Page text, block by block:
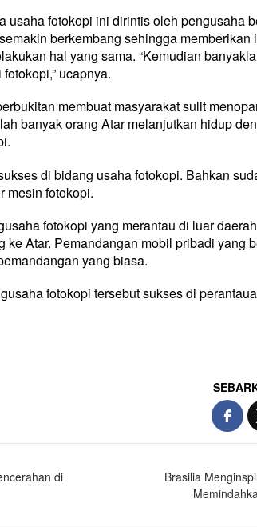
usaha fotokopi ini dirintis oleh pengusaha
berkembang sehingga memberikan
hal yang sama. “Kemudian
ucapnya.
membuat masyarakat sulit
banyak orang Atar melanjutkan hidup
di bidang usaha fotokopi. Bahkan
mesin fotokopi.
fotokopi yang merantau di luar
ke Atar. Pemandangan mobil pribadi yang
yang biasa.
fotokopi tersebut sukses di
di
Brasilia